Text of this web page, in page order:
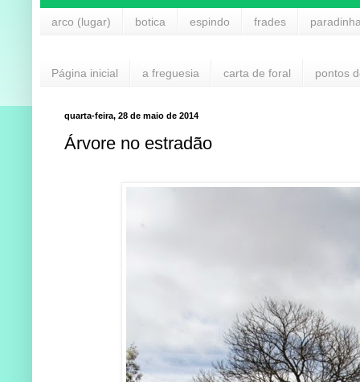
arco (lugar) botica espindo frades
Página inicial a freguesia carta de foral pontos
quarta-feira, 28 de maio de 2014
Árvore no estradão